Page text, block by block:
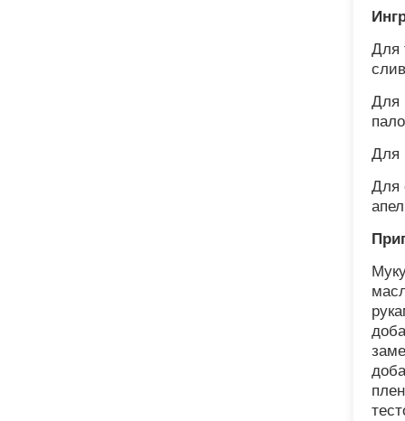
Для
Для
Для
Для